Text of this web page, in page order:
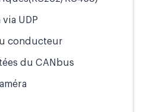
UDP
conducteur
du CANbus